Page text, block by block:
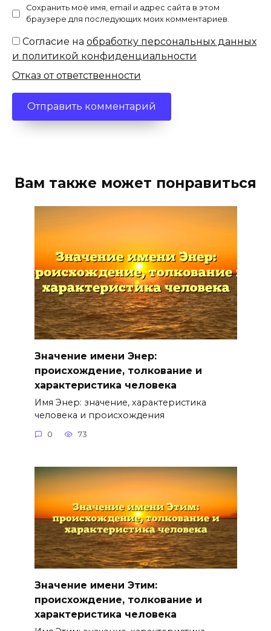
Сохранить моё имя, email и адрес сайта в этом
браузере для последующих моих комментариев.
Согласие на обработку персональных данных
и политикой конфиденциальности
Отказ от ответственности
Вам также может понравиться
Значение имени Энер:
происхождение, толкование и
характеристика человека
Имя Энер: значение, характеристика
человека и происхождения
0 73
Значение имени Этим:
происхождение, толкование и
характеристика человека